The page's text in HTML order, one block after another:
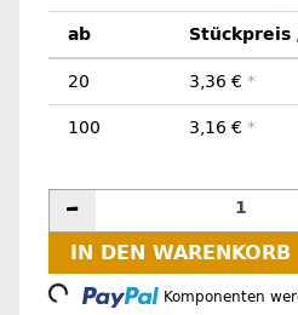
ab Stückpreis
20 3,36 € *
100 3,16 € *
IN DEN WARENKORB
Komponenten